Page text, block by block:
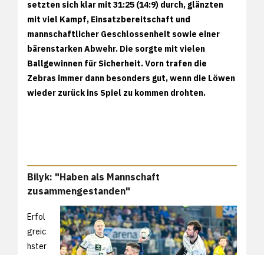
setzten sich klar mit 31:25 (14:9) durch, glänzten
mit viel Kampf, Einsatzbereitschaft und
mannschaftlicher Geschlossenheit sowie einer
bärenstarken Abwehr. Die sorgte mit vielen
Ballgewinnen für Sicherheit. Vorn trafen die
Zebras immer dann besonders gut, wenn die Löwen
wieder zurück ins Spiel zu kommen drohten.
Bilyk: "Haben als Mannschaft
zusammengestanden"
Erfol
greic
hster